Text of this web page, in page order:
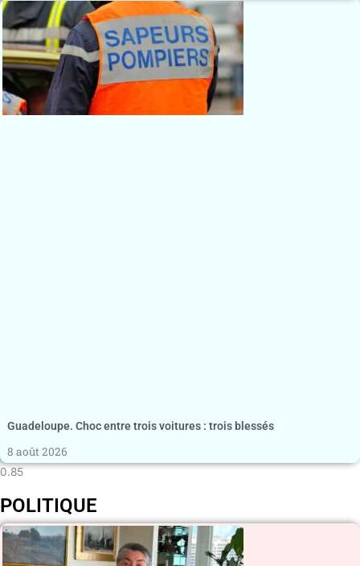
Guadeloupe. Choc entre trois voitures : trois blessés
8 août 2026
POLITIQUE